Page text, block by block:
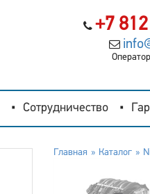
+7
Сотрудничество
Главная Каталог